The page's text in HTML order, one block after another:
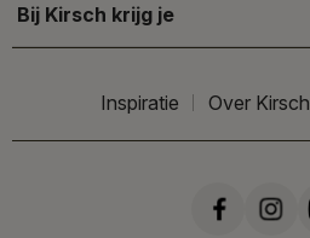
Bij Kirsch krijg je
Inspiratie Over Kirsch